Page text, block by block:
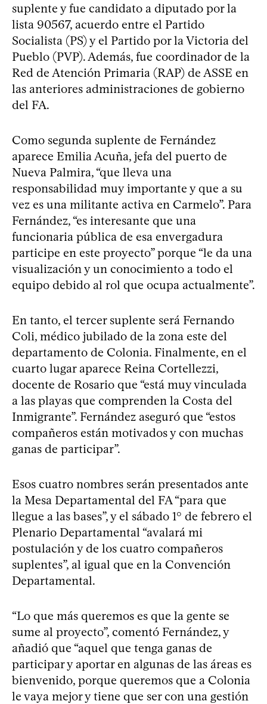
suplente y fue candidato a diputado por la
lista 90567, acuerdo entre el Partido
Socialista (PS) y el Partido por la Victoria del
Pueblo (PVP). Además, fue coordinador de la
Red de Atención Primaria (RAP) de ASSE en
las anteriores administraciones de gobierno
del FA.
Como segunda suplente de Fernández
aparece Emilia Acuña, jefa del puerto de
Nueva Palmira, “que lleva una
responsabilidad muy importante y que a su
vez es una militante activa en Carmelo”. Para
Fernández, “es interesante que una
funcionaria pública de esa envergadura
participe en este proyecto” porque “le da una
visualización y un conocimiento a todo el
equipo debido al rol que ocupa actualmente”.
En tanto, el tercer suplente será Fernando
Coli, médico jubilado de la zona este del
departamento de Colonia. Finalmente, en el
cuarto lugar aparece Reina Cortellezzi,
docente de Rosario que “está muy vinculada
a las playas que comprenden la Costa del
Inmigrante”. Fernández aseguró que “estos
compañeros están motivados y con muchas
ganas de participar”.
Esos cuatro nombres serán presentados ante
la Mesa Departamental del FA “para que
llegue a las bases”, y el sábado 1° de febrero el
Plenario Departamental “avalará mi
postulación y de los cuatro compañeros
suplentes”, al igual que en la Convención
Departamental.
“Lo que más queremos es que la gente se
sume al proyecto”, comentó Fernández, y
añadió que “aquel que tenga ganas de
participar y aportar en algunas de las áreas es
bienvenido, porque queremos que a Colonia
le vaya mejor y tiene que ser con una gestión